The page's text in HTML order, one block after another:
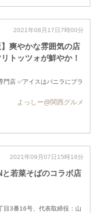
2021年08月17日7時00分
】爽やかな雰囲気の店
トッツォが鮮やか！
店 ✅アイスはバニラにプラ
よっしー@関西グルメ
2021年09月07日15時18分
若菜そばのコラボ店
目3番16号、代表取締役：山